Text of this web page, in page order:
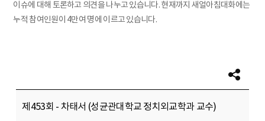
이슈에 대해 토론하고 의견을 나누고 있습니다. 현재까지 새얼아침대화에는
누적 참여인원이 4만여 명에 이르고 있습니다.
제453회 - 차태서 (성균관대학교 정치외교학과 교수)